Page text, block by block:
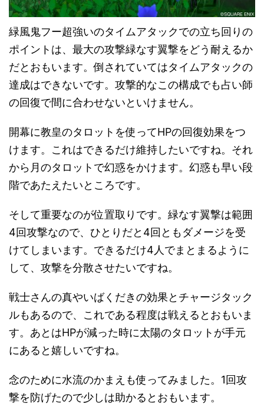
緑風鬼フー超強いのタイムアタックでの立ち回りの
ポイントは、最大の攻撃緑なす翼撃をどう耐えるか
だとおもいます。倒されていてはタイムアタックの
達成はできないです。攻撃的なこの構成でも占い師
の回復で間に合わせないといけません。
開幕に教皇のタロットを使ってHPの回復効果をつ
けます。これはできるだけ維持したいですね。それ
から月のタロットで幻惑をかけます。幻惑も早い段
階であたえたいところです。
そして重要なのが位置取りです。緑なす翼撃は範囲
4回攻撃なので、ひとりだと4回ともダメージを受
けてしまいます。できるだけ4人でまとまるように
して、攻撃を分散させたいですね。
戦士さんの真やいばくだきの効果とチャージタック
ルもあるので、これである程度は戦えるとおもいま
す。あとはHPが減った時に太陽のタロットが手元
にあると嬉しいですね。
念のために水流のかまえも使ってみました。1回攻
撃を防げたので少しは助かるとおもいます。